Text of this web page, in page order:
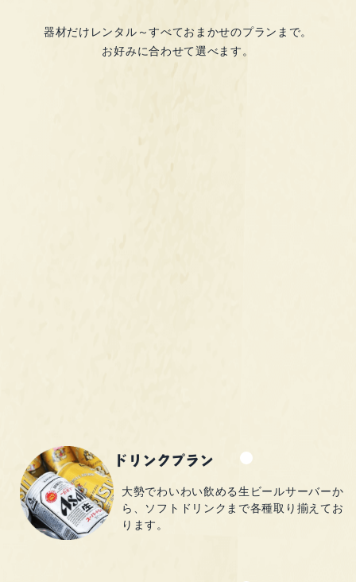
器材だけレンタル～すべておまかせのプランまで。
お好みに合わせて選べます。
ドリンクプラン
大勢でわいわい飲める生ビールサーバーか
ら、 ソフトドリンクまで各種取り揃えてお
ります。